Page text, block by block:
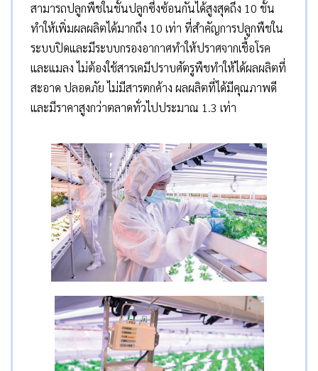
สามารถปลูกพืชในชั้นปลูกซึ่งซ้อนกันได้สูงสุดถึง 10 ชั้น
ทำให้เพิ่มผลผลิตได้มากถึง 10 เท่า ที่สำคัญการปลูกพืชใน
ระบบปิดและมีระบบกรองอากาศทำให้ปราศจากเชื้อโรค
และแมลง ไม่ต้องใช้สารเคมีปราบศัตรูพืชทำให้ได้ผลผลิตที่
สะอาด ปลอดภัย ไม่มีสารตกค้าง ผลผลิตที่ได้มีคุณภาพดี
และมีราคาสูงกว่าตลาดทั่วไปประมาณ 1.3 เท่า